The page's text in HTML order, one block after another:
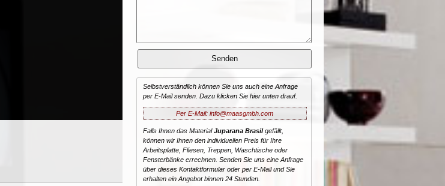
Selbstverständlich können Sie uns auch eine Anfrage
per E-Mail senden. Dazu klicken Sie hier unten drauf.
Per E-Mail: info@maasgmbh.com
Falls Ihnen das MaterialJuparana Brasilgefällt,
können wir Ihnen den individuellen Preis für Ihre
Arbeitsplatte, Fliesen, Treppen, Waschtische oder
Fensterbänke errechnen. Senden Sie uns eine Anfrage
über dieses Kontaktformular oder per E-Mail und Sie
erhalten ein Angebot binnen 24 Stunden.